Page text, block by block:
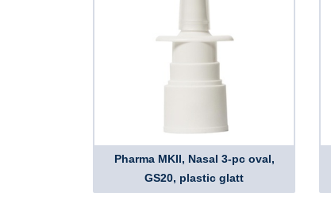
Pharma MKII, Nasal 3-pc oval,
GS20, plastic glatt